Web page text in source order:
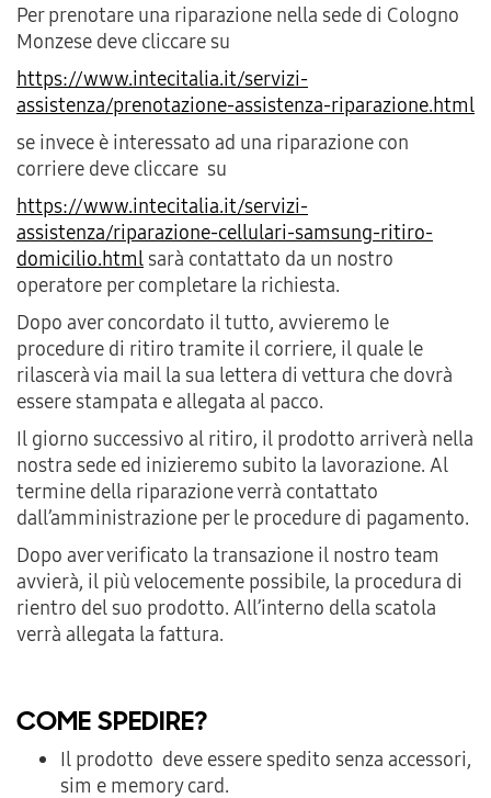
Per prenotare una riparazione nella sede di Cologno
Monzese deve cliccare su
https://www.intecitalia.it/servizi-
assistenza/prenotazione-assistenza-riparazione.html
se invece è interessato ad una riparazione con
corriere deve cliccare su
https://www.intecitalia.it/servizi-
assistenza/riparazione-cellulari-samsung-ritiro-
domicilio.html sarà contattato da un nostro
operatore per completare la richiesta.
Dopo aver concordato il tutto, avvieremo le
procedure di ritiro tramite il corriere, il quale le
rilascerà via mail la sua lettera di vettura che dovrà
essere stampata e allegata al pacco.
Il giorno successivo al ritiro, il prodotto arriverà nella
nostra sede ed inizieremo subito la lavorazione. Al
termine della riparazione verrà contattato
dall’amministrazione per le procedure di pagamento.
Dopo aver verificato la transazione il nostro team
avvierà, il più velocemente possibile, la procedura di
rientro del suo prodotto. All’interno della scatola
verrà allegata la fattura.
COME SPEDIRE?
Il prodotto deve essere spedito senza accessori,
sim e memory card.